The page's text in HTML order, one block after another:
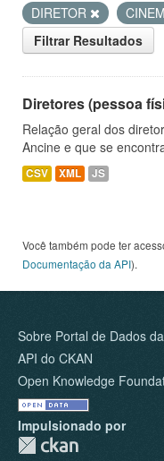
DIRETOR
Filtrar Resultados
Diretores (pessoa
Relação geral dos
Ancine e que se
CSV XML JS
Você também pode ter
Documentação da API).
Sobre Portal de Dados
API do CKAN
Open Knowledge
Impulsionado por